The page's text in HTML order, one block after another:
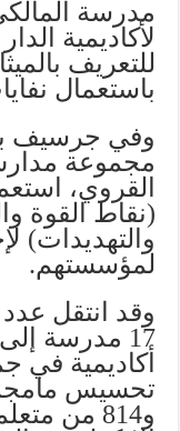
مدرسة
لأكاديمية
للتعريف
باستعمال
وفي جرسيف
مجموعة
(نقاط القوة
والتهديدات)
لمؤسستهم.
وقد انتقل
أكاديمية في
و814 من